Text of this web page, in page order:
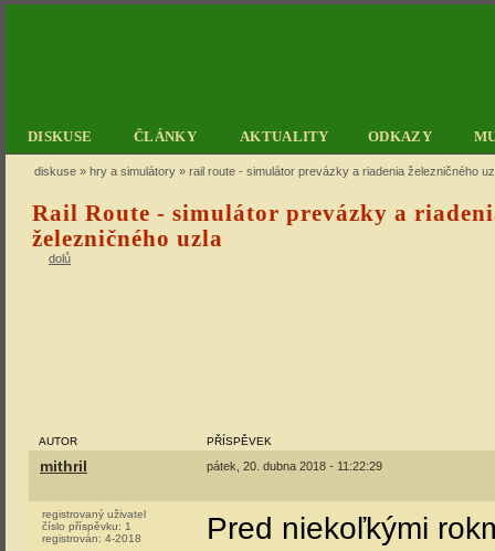
DISKUSE ČLÁNKY AKTUALITY ODKAZY
diskuse » hry a simulátory » rail route - simulátor prevázky a riadenia železničného
Rail Route - simulátor prevázky a
železničného uzla
dolů
AUTOR PŘÍSPĚVEK
mithril pátek, 20. dubna 2018 - 11:22:29
registrovaný uživatel
číslo příspěvku: 1
registrován: 4-2018
Pred niekoľkými